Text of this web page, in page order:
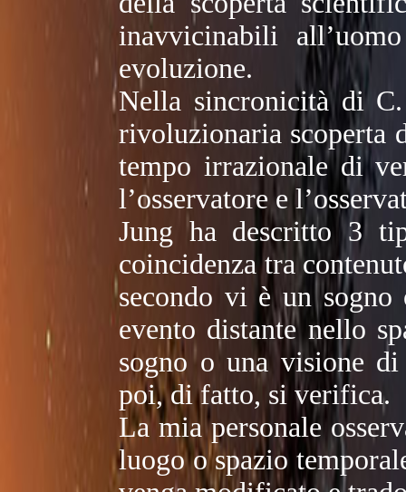
inavvicinabili
evoluzione.
Nella sincronicità di
rivoluzionaria scoperta
tempo irrazionale di
l’osservatore e
Jung ha descritto 3
coincidenza tra
secondo vi è un
evento distante nello
sogno o una visione
poi, di fatto, si verifica.
La mia personale
luogo o spazio